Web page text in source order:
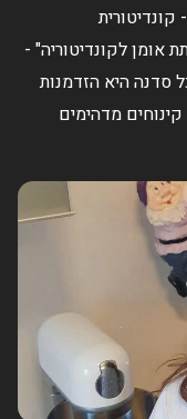
אומן לקונדיטוריה" -
סדנה היא הזדמנות
מדהימים